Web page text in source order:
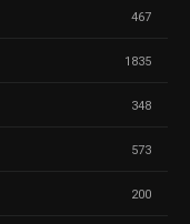
467
1835
348
573
200